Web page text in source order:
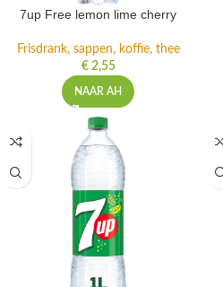
7up Free lemon lime cherry
Frisdrank, sappen, koffie, thee
€2,55
NAAR AH